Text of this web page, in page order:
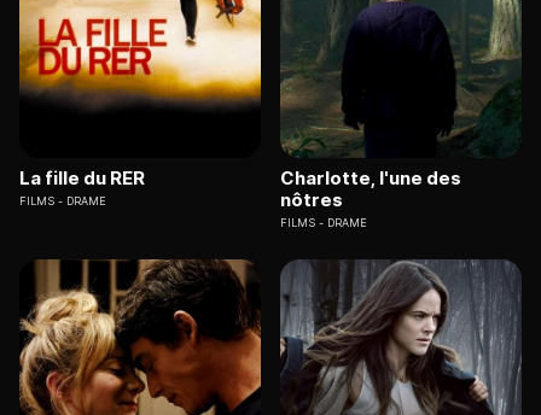
La fille du RER
FILMS DRAME
Charlotte, l'une des
nôtres
FILMS DRAME